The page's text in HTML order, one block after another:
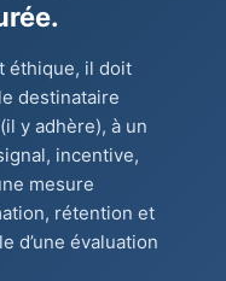
éthique, il doit
destinataire
y adhère), à un
incentive,
mesure
rétention et
d’une évaluation